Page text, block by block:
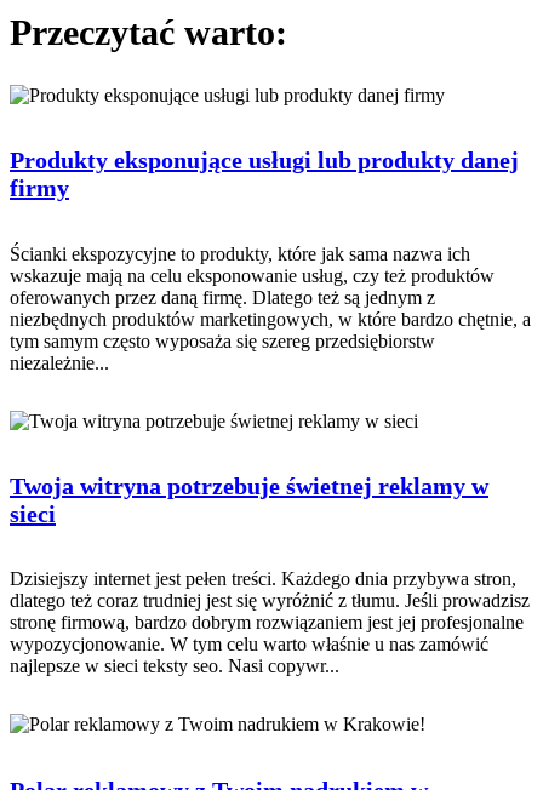
Przeczytać warto:
Produkty eksponujące usługi lub produkty danej
firmy
Ścianki ekspozycyjne to produkty, które jak sama nazwa ich
wskazuje mają na celu eksponowanie usług, czy też produktów
oferowanych przez daną firmę. Dlatego też są jednym z
niezbędnych produktów marketingowych, w które bardzo chętnie, a
tym samym często wyposaża się szereg przedsiębiorstw
niezależnie...
Twoja witryna potrzebuje świetnej reklamy w
sieci
Dzisiejszy internet jest pełen treści. Każdego dnia przybywa stron,
dlatego też coraz trudniej jest się wyróżnić z tłumu. Jeśli prowadzisz
stronę firmową, bardzo dobrym rozwiązaniem jest jej profesjonalne
wypozycjonowanie. W tym celu warto właśnie u nas zamówić
najlepsze w sieci teksty seo. Nasi copywr...